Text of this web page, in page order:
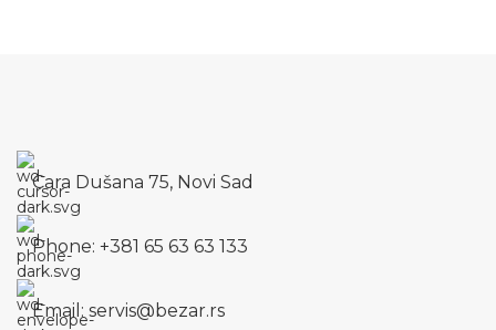
Cara Dušana 75, Novi Sad
Phone: +381 65 63 63 133
Email: servis@bezar.rs